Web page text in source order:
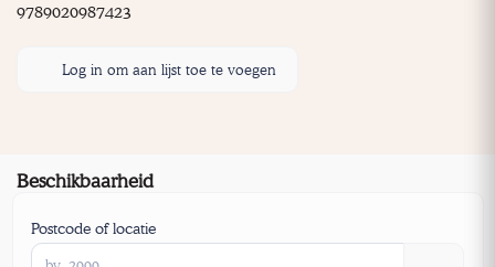
9789020987423
Log in om aan lijst toe te voegen
Beschikbaarheid
Postcode of locatie